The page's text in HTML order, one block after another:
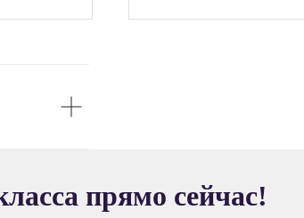
прямо сейчас!